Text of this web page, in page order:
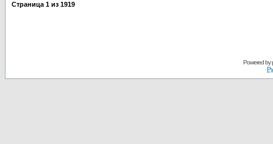
Страница 1 из 1919
Powered by